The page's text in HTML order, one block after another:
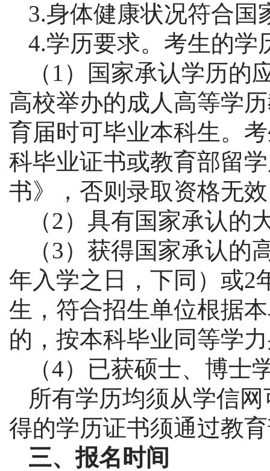
3.身体健康状况符合国
4.学历要求。考生的学
（ 1）国家承认学历的
高校举办的成人高等学
育届时可毕业本科生。
科毕业证书或教育部留
书》，否则录取资格无
（2）具有国家承认的
（3）获得国家承认的
年入学之日，下同）或2
生，符合招生单位根据
的，按本科毕业同等学
（4）已获硕士、博士
所有学历均须从学信
得的学历证书须通过教
三、报名时间